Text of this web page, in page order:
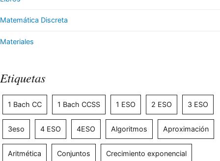
Matemática Discreta
Materiales
Etiquetas
1 Bach CC 1 Bach CCSS 1 ESO 2 ESO 3 ESO
3eso 4 ESO 4ESO Algoritmos Aproximación
Aritmética Conjuntos Crecimiento exponencial